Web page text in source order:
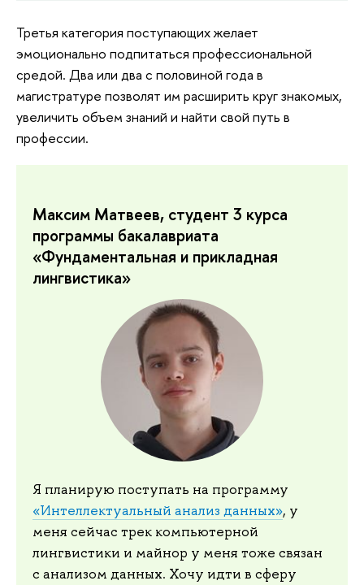
Третья категория поступающих желает
эмоционально подпитаться профессиональной
средой. Два или два с половиной года в
магистратуре позволят им расширить круг знакомых,
увеличить объем знаний и найти свой путь в
профессии.
Максим Матвеев, студент 3 курса
программы бакалавриата
«Фундаментальная и прикладная
лингвистика»
Я планирую поступать на программу
«Интеллектуальный анализ данных», у
меня сейчас трек компьютерной
лингвистики и майнор у меня тоже связан
с анализом данных. Хочу идти в сферу